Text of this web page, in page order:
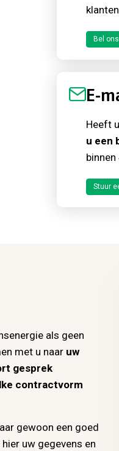
Bel
E-
Heeft
u een
Stuur
als geen
met u naar uw
gesprek
contractvorm
gewoon een goed
uw gegevens en